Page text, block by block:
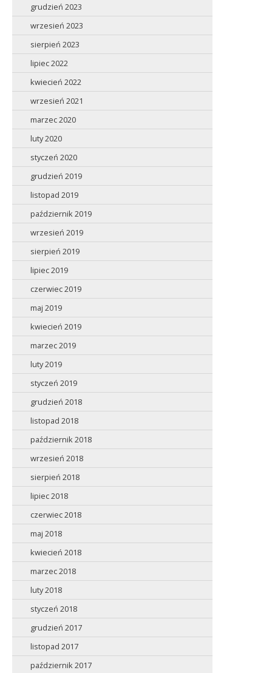
grudzień 2023
wrzesień 2023
sierpień 2023
lipiec 2022
kwiecień 2022
wrzesień 2021
marzec 2020
luty 2020
styczeń 2020
grudzień 2019
listopad 2019
październik 2019
wrzesień 2019
sierpień 2019
lipiec 2019
czerwiec 2019
maj 2019
kwiecień 2019
marzec 2019
luty 2019
styczeń 2019
grudzień 2018
listopad 2018
październik 2018
wrzesień 2018
sierpień 2018
lipiec 2018
czerwiec 2018
maj 2018
kwiecień 2018
marzec 2018
luty 2018
styczeń 2018
grudzień 2017
listopad 2017
październik 2017